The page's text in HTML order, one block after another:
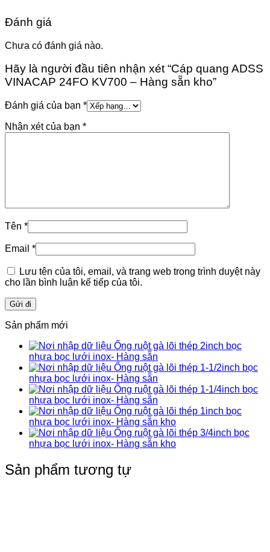
Đánh giá
Chưa có đánh giá nào.
Hãy là người đầu tiên nhận xét “Cáp quang ADSS
VINACAP 24FO KV700 – Hàng sẵn kho”
Đánh giá của bạn *
Nhận xét của bạn *
Tên *
Email *
Lưu tên của tôi, email, và trang web trong trình duyệt này
cho lần bình luận kế tiếp của tôi.
Sản phẩm mới
Ống ruột gà lõi thép 2inch bọc
nhựa bọc lưới inox- Hàng sẵn
Ống ruột gà lõi thép 1-1/2inch bọc
nhựa bọc lưới inox- Hàng sẵn
Ống ruột gà lõi thép 1-1/4inch bọc
nhựa bọc lưới inox- Hàng sẵn
Ống ruột gà lõi thép 1inch bọc
nhựa bọc lưới inox- Hàng sẵn kho
Ống ruột gà lõi thép 3/4inch bọc
nhựa bọc lưới inox- Hàng sẵn kho
Sản phẩm tương tự